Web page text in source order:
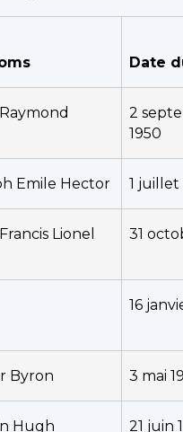
Date
2
1950
Emile Hector 1 juillet
Lionel 31
16
Byron 3 mai
Hugh
21 juin